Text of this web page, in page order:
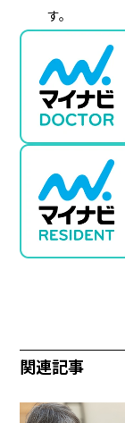
す。
関連記事